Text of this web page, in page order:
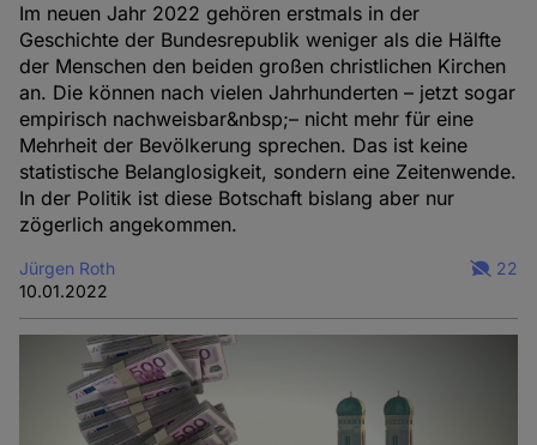
Im neuen Jahr 2022 gehören erstmals in der
Geschichte der Bundesrepublik weniger als die Hälfte
der Menschen den beiden großen christlichen Kirchen
an. Die können nach vielen Jahrhunderten – jetzt sogar
empirisch nachweisbar&nbsp;– nicht mehr für eine
Mehrheit der Bevölkerung sprechen. Das ist keine
statistische Belanglosigkeit, sondern eine Zeitenwende.
In der Politik ist diese Botschaft bislang aber nur
zögerlich angekommen.
Jürgen Roth
10.01.2022
22